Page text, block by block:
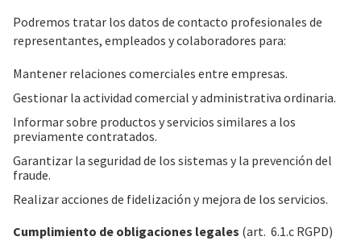
Podremos tratar los datos de contacto profesionales de
representantes, empleados y colaboradores para:
Mantener relaciones comerciales entre empresas.
Gestionar la actividad comercial y administrativa ordinaria.
Informar sobre productos y servicios similares a los
previamente contratados.
Garantizar la seguridad de los sistemas y la prevención del
fraude.
Realizar acciones de fidelización y mejora de los servicios.
Cumplimiento de obligaciones legales (art. 6.1.c RGPD)